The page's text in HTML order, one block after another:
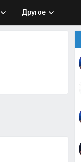
Другое